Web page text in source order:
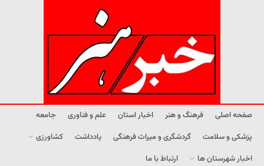
صفحه اصلی فرهنگ و هنر اخبار استان علم و فناوری
جامعه
پزشکی و سلامت
گردشگری و میراث فرهنگی یادداشت
کشاورزی
اخبار شهرستان ها
ارتباط با ما